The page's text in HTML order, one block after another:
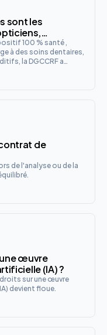
sont les
?
100 % santé ,
à des soins dentaires,
la DGCCRF a
de
de l'analyse ou de la
œuvre
(IA) ?
sur une œuvre
devient floue.